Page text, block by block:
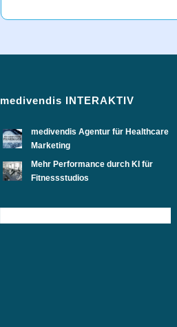
medivendis INTERAKTIV
medivendis Agentur für Healthcare
Marketing
Mehr Performance durch KI für
Fitnessstudios